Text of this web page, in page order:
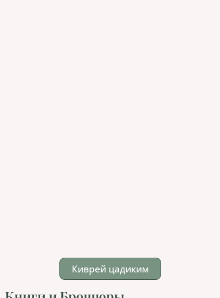
Киврей цадиким